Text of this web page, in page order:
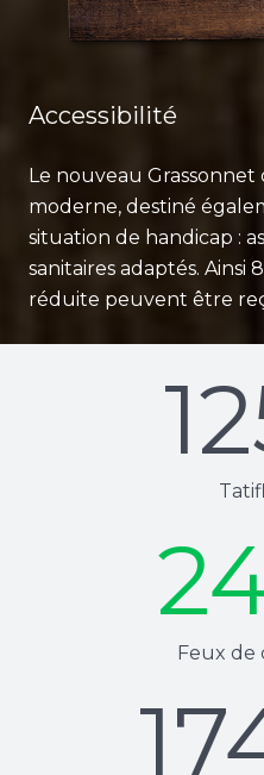
Accessibilité
Le nouveau
moderne, destiné
situation de handicap :
sanitaires adaptés. Ainsi
réduite peuvent être
Feux de